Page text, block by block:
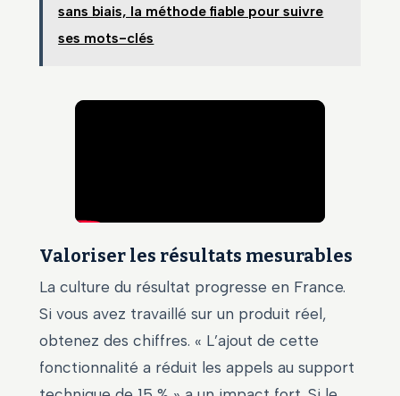
sans biais, la méthode fiable pour suivre
ses mots-clés
Valoriser les résultats mesurables
La culture du résultat progresse en France.
Si vous avez travaillé sur un produit réel,
obtenez des chiffres. « L’ajout de cette
fonctionnalité a réduit les appels au support